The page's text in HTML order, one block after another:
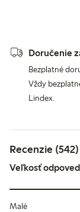
Doručenie
Bezplatné
Vždy
Lindex.
Recenzie (542)
Veľkosť
Malé